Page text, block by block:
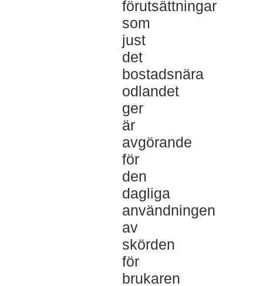
förutsättningar
som
just
det
bostadsnära
odlandet
ger
är
avgörande
för
den
dagliga
användningen
av
skörden
för
brukaren